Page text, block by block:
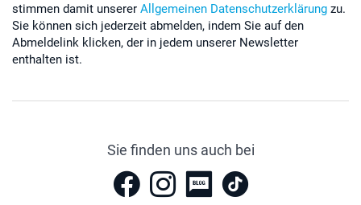
stimmen damit unserer Allgemeinen Datenschutzerklärung zu.
Sie können sich jederzeit abmelden, indem Sie auf den
Abmeldelink klicken, der in jedem unserer Newsletter
enthalten ist.
Sie finden uns auch bei